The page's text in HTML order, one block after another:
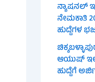
ನ್ಯಾಷನಲ್
ನೇಮಕಾತಿ
ಹುದ್ದೆಗಳ
ಆಯುಷ್
ಹುದ್ದೆಗೆ